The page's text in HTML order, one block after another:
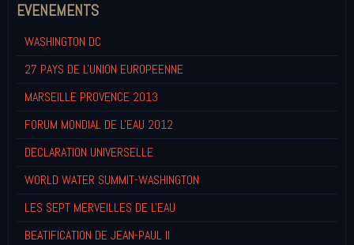
EVENEMENTS
WASHINGTON DC
27 PAYS DE L'UNION EUROPEENNE
MARSEILLE PROVENCE 2013
FORUM MONDIAL DE L'EAU 2012
DECLARATION UNIVERSELLE
WORLD WATER SUMMIT-WASHINGTON
LES SEPT MERVEILLES DE L'EAU
BEATIFICATION DE JEAN-PAUL II